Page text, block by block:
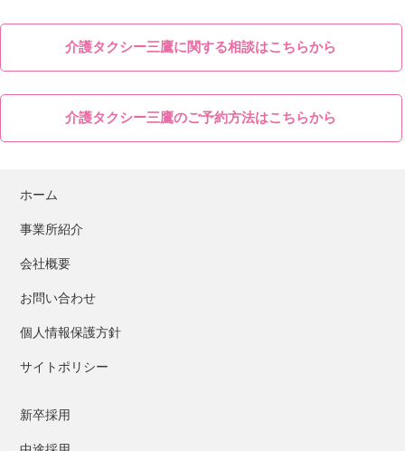
介護タクシー三鷹に関する相談はこちらから
介護タクシー三鷹のご予約方法はこちらから
ホーム
事業所紹介
会社概要
お問い合わせ
個人情報保護方針
サイトポリシー
新卒採用